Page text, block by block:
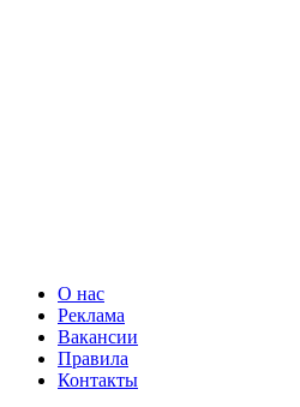
О нас
Реклама
Вакансии
Правила
Контакты